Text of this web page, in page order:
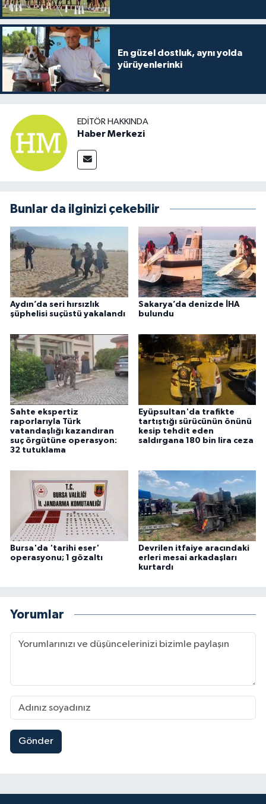
En güzel dostluk, aynı yolda
yürüyenlerinki
EDITÖR HAKKINDA
Haber Merkezi
Bunlar da ilginizi çekebilir
Aydın’da seri hırsızlık
şüphelisi suçüstü yakalandı
Sakarya’da denizde İHA
bulundu
Sahte ekspertiz
raporlarıyla Türk
vatandaşlığı kazandıran
suç örgütüne operasyon:
32 tutuklama
Eyüpsultan'da trafikte
tartıştığı sürücünün önünü
kesip tehdit eden
saldırgana 180 bin lira ceza
Bursa'da 'tarihi eser'
operasyonu; 1 gözaltı
Devrilen itfaiye aracındaki
erleri mesai arkadaşları
kurtardı
Yorumlar
Gönder